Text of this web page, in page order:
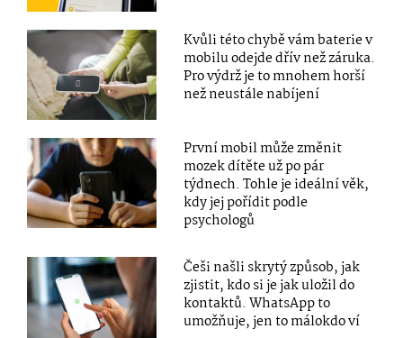
Kvůli této chybě vám baterie v
mobilu odejde dřív než záruka.
Pro výdrž je to mnohem horší
než neustále nabíjení
První mobil může změnit
mozek dítěte už po pár
týdnech. Tohle je ideální věk,
kdy jej pořídit podle
psychologů
Češi našli skrytý způsob, jak
zjistit, kdo si je jak uložil do
kontaktů. WhatsApp to
umožňuje, jen to málokdo ví